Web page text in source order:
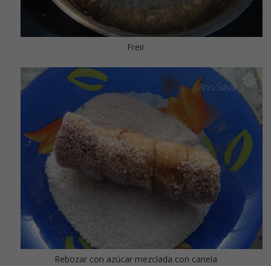
Freir
Rebozar con azúcar mezclada con canela